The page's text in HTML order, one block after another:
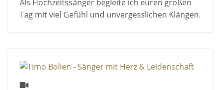
Als Hochzeitssänger begleite ich euren großen
Tag mit viel Gefühl und unvergesslichen Klängen.